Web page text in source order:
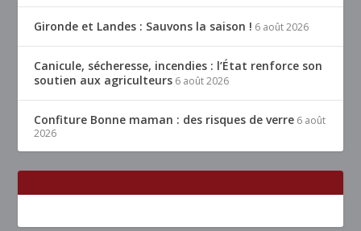
Gironde et Landes : Sauvons la saison ! 6 août 2026
Canicule, sécheresse, incendies : l’État renforce son
soutien aux agriculteurs 6 août 2026
Confiture Bonne maman : des risques de verre 6 août
2026